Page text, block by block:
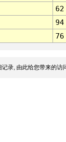
62
94
76
录, 由此给您带来的访